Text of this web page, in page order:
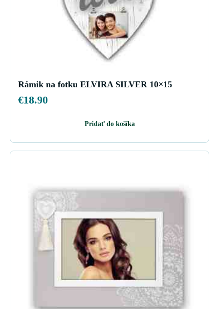
Rámik na fotku ELVIRA SILVER 10×15
€18.90
Pridať do košíka